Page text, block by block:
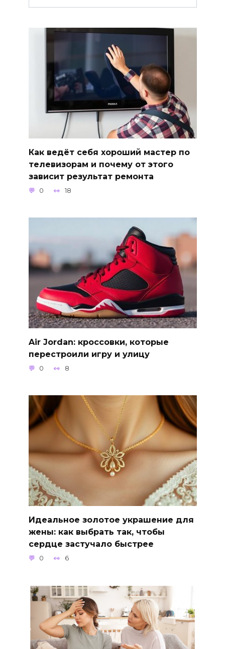
Как ведёт себя хороший мастер по
телевизорам и почему от этого
зависит результат ремонта
0 18
Air Jordan: кроссовки, которые
перестроили игру и улицу
0 8
Идеальное золотое украшение для
жены: как выбрать так, чтобы
сердце застучало быстрее
0 6